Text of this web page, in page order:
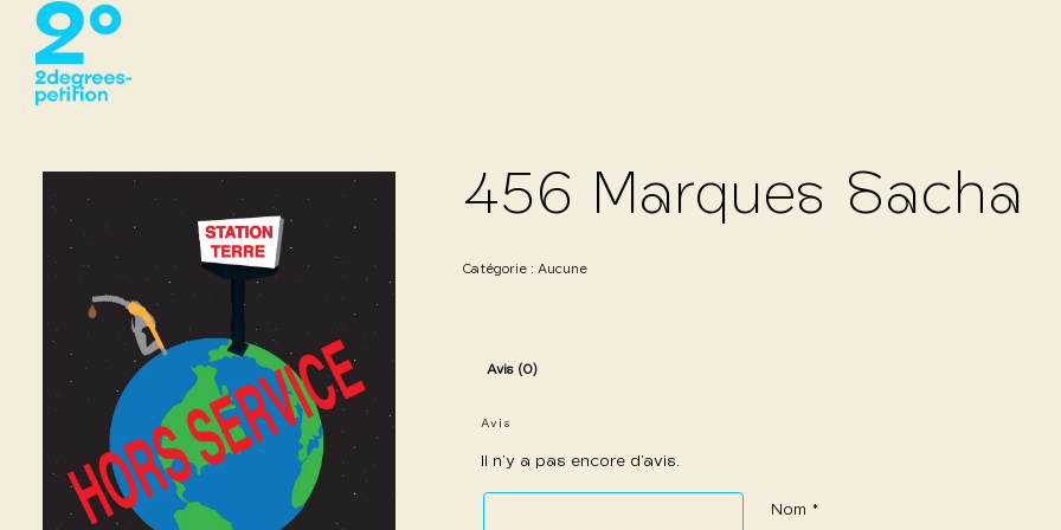
456 Marques Sacha
Catégorie : Aucune
Avis (0)
Avis
Il n’y a pas encore d’avis.
Nom *